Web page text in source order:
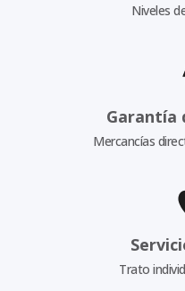
Niveles
Garantía
Mercancías
Trato